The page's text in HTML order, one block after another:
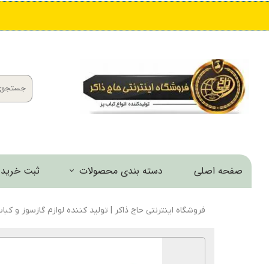
صفحه اصلی دسته بندی محصولات
کباب پز و منقل
اجاق و مشعل
ثبت
فروشگاه اینترنتی حاج ذاکر | تولید کننده لوازم گازسوز و